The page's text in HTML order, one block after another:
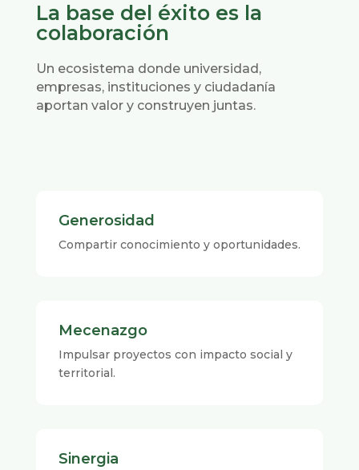
La base del éxito es la
colaboración
Un ecosistema donde universidad,
empresas, instituciones y ciudadanía
aportan valor y construyen juntas.
Generosidad
Compartir conocimiento y oportunidades.
Mecenazgo
Impulsar proyectos con impacto social y
territorial.
Sinergia